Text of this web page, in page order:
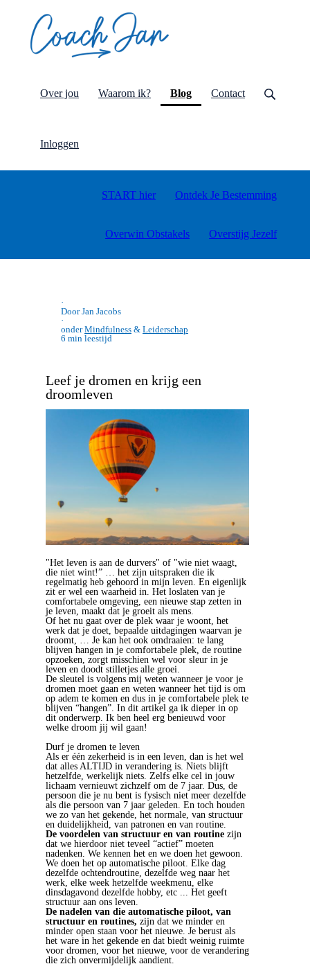
Over jou Waarom ik? Blog(current)
Contact
Inloggen
START hier Ontdek Je Bestemming
Overwin Obstakels Overstijg Jezelf
·
Door Jan Jacobs
·
onderMindfulness & Leiderschap
6 min leestijd
Leef je dromen en krijg een
droomleven
"Het leven is aan de durvers" of "wie niet waagt,
die niet wint!” … het zijn uitspraken die ik
regelmatig heb gehoord in mijn leven. En eigenlijk
zit er wel een waarheid in. Het loslaten van je
comfortabele omgeving, een nieuwe stap zetten in
je leven, maakt dat je groeit als mens.
Of het nu gaat over de plek waar je woont, het
werk dat je doet, bepaalde uitdagingen waarvan je
droomt, … Je kan het ook omdraaien: te lang
blijven hangen in je comfortabele plek, de routine
opzoeken, zorgt misschien wel voor sleur in je
leven en doodt stilletjes alle groei.
De sleutel is volgens mij weten wanneer je voor je
dromen moet gaan en weten wanneer het tijd is om
op adem te komen en dus in je comfortabele plek te
blijven “hangen”. In dit artikel ga ik dieper in op
dit onderwerp. Ik ben heel erg benieuwd voor
welke droom jij wil gaan!
Durf je dromen te leven
Als er één zekerheid is in een leven, dan is het wel
dat alles ALTIJD in verandering is. Niets blijft
hetzelfde, werkelijk niets. Zelfs elke cel in jouw
lichaam vernieuwt zichzelf om de 7 jaar. Dus, de
persoon die je nu bent is fysisch niet meer dezelfde
als die persoon van 7 jaar geleden. En toch houden
we zo van het gekende, het normale, van structuur
en duidelijkheid, van patronen en van routine.
De voordelen van structuur en van routine zijn
dat we hierdoor niet teveel “actief” moeten
nadenken. We kennen het en we doen het gewoon.
We doen het op automatische piloot. Elke dag
dezelfde ochtendroutine, dezelfde weg naar het
werk, elke week hetzelfde weekmenu, elke
dinsdagavond dezelfde hobby, etc ... Het geeft
structuur aan ons leven.
De nadelen van die automatische piloot, van
structuur en routines, zijn dat we minder en
minder open staan voor het nieuwe. Je berust als
het ware in het gekende en dat biedt weinig ruimte
voor dromen, voor het nieuwe, voor de verandering
die zich onvermijdelijk aandient.